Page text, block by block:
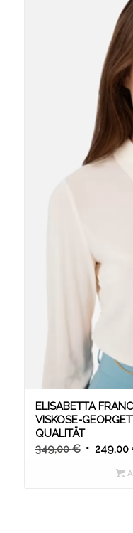
ELISABETTA
VISKOSE-
QUALITÄT
349,00€ 249,00